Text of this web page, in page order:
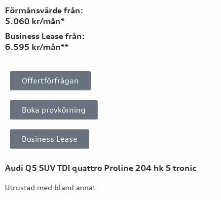
Förmånsvärde från:
5.060 kr/mån*
Business Lease från:
6.595 kr/mån**
Offertförfrågan
Boka provkörning
Business Lease
Audi Q5 SUV TDI quattro Proline 204 hk S tronic
Utrustad med bland annat